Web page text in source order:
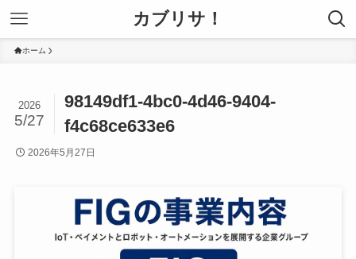
カブリサ！
ホーム
98149df1-4bc0-4d46-9404-
f4c68ce633e6
2026
5/27
2026年5月27日